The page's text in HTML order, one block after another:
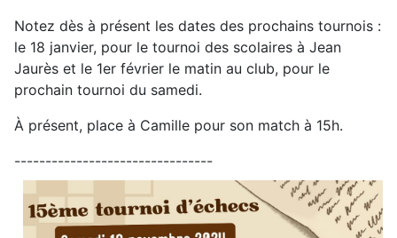
Notez dès à présent les dates des prochains tournois :
le 18 janvier, pour le tournoi des scolaires à Jean
Jaurès et le 1er février le matin au club, pour le
prochain tournoi du samedi.
À présent, place à Camille pour son match à 15h.
--------------------------------